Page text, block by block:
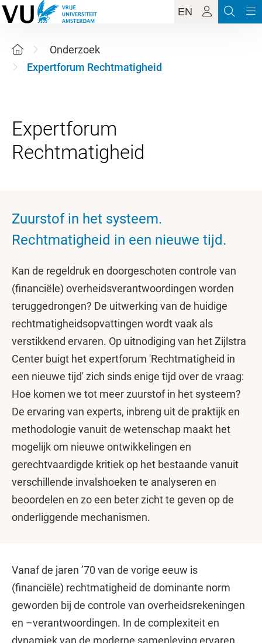
EN
Onderzoek
Expertforum Rechtmatigheid
Expertforum
Zuurstof in het systeem.
Rechtmatigheid in een nieuwe tijd.
Kan de regeldruk en doorgeschoten controle van
(financiële) overheidsverantwoordingen worden
teruggedrongen? De uitwerking van de huidige
rechtmatigheidsopvattingen wordt vaak als
verstikkend ervaren. Op uitnodiging van het Zijlstra
Center buigt het expertforum 'Rechtmatigheid in
een nieuwe tijd' zich sinds enige tijd over de vraag:
Hoe komen we tot meer zuurstof in het systeem?
De ervaring van experts, inbreng uit de praktijk en
methodologie vanuit de wetenschap maakt het
mogelijk om nieuwe ontwikkelingen en
gerechtvaardigde kritiek op het bestaande vanuit
verschillende invalshoeken te analyseren en
beoordelen en zo een beter zicht te geven op de
onderliggende mechanismen.
Vanaf de jaren ’70 van de vorige eeuw is
(financiële) rechtmatigheid de dominante norm
geworden bij de controle van overheidsrekeningen
en –verantwoordingen. In de complexiteit en
dynamiek van de moderne samenleving ervaren